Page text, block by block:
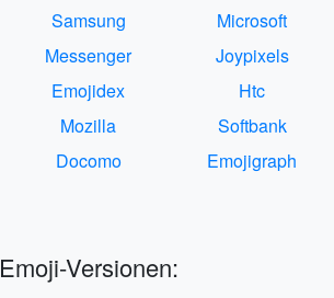
Samsung
Microsoft
Messenger
Joypixels
Emojidex
Htc
Mozilla
Softbank
Docomo
Emojigraph
Emoji-Versionen: